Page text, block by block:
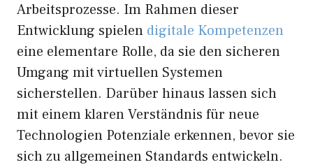
Arbeitsprozesse. Im Rahmen dieser
Entwicklung spielen digitale Kompetenzen
eine elementare Rolle, da sie den sicheren
Umgang mit virtuellen Systemen
sicherstellen. Darüber hinaus lassen sich
mit einem klaren Verständnis für neue
Technologien Potenziale erkennen, bevor sie
sich zu allgemeinen Standards entwickeln.